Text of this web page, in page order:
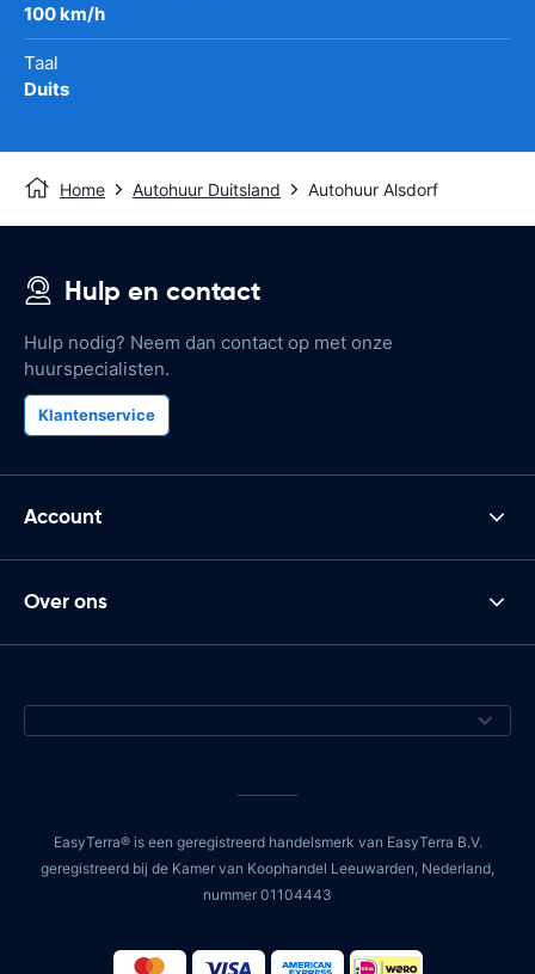
100 km/h
Taal
Duits
Home Autohuur Duitsland Autohuur Alsdorf
Hulp en contact
Hulp nodig? Neem dan contact op met onze
huurspecialisten.
Klantenservice
Account
Over ons
EasyTerra® is een geregistreerd handelsmerk van EasyTerra B.V.
geregistreerd bij de Kamer van Koophandel Leeuwarden, Nederland,
nummer 01104443